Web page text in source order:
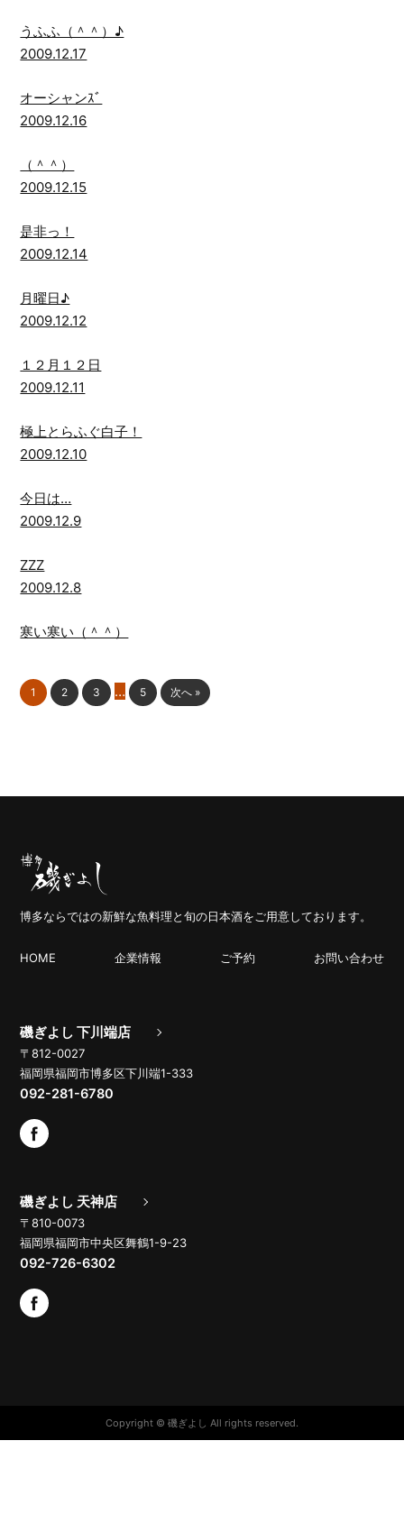
うふふ（＾＾）♪
2009.12.17
オーシャンｽﾞ
2009.12.16
（＾＾）
2009.12.15
是非っ！
2009.12.14
月曜日♪
2009.12.12
１２月１２日
2009.12.11
極上とらふぐ白子！
2009.12.10
今日は…
2009.12.9
ZZZ
2009.12.8
寒い寒い（＾＾）
1 2 3 … 5 次へ »
博多ならではの新鮮な魚料理と旬の日本酒をご用意しております。
HOME 企業情報 ご予約 お問い合わせ
磯ぎよし 下川端店
〒812-0027
福岡県福岡市博多区下川端1-333
092-281-6780
磯ぎよし 天神店
〒810-0073
福岡県福岡市中央区舞鶴1-9-23
092-726-6302
Copyright © 磯ぎよし All rights reserved.